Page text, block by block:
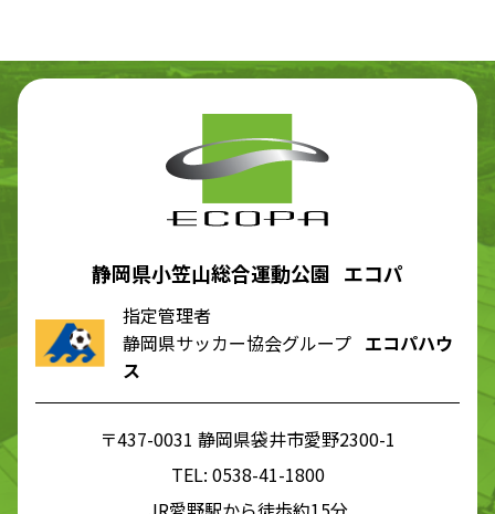
静岡県小笠山総合運動公園 エコパ
指定管理者
静岡県サッカー協会グループ エコパハウ
ス
〒437-0031 静岡県袋井市愛野2300-1
TEL: 0538-41-1800